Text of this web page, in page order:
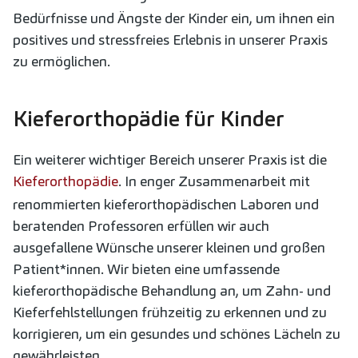
Bedürfnisse und Ängste der Kinder ein, um ihnen ein
positives und stressfreies Erlebnis in unserer Praxis
zu ermöglichen.
Kieferorthopädie für Kinder
Ein weiterer wichtiger Bereich unserer Praxis ist die
Kieferorthopädie. In enger Zusammenarbeit mit
renommierten kieferorthopädischen Laboren und
beratenden Professoren erfüllen wir auch
ausgefallene Wünsche unserer kleinen und großen
Patient*innen. Wir bieten eine umfassende
kieferorthopädische Behandlung an, um Zahn- und
Kieferfehlstellungen frühzeitig zu erkennen und zu
korrigieren, um ein gesundes und schönes Lächeln zu